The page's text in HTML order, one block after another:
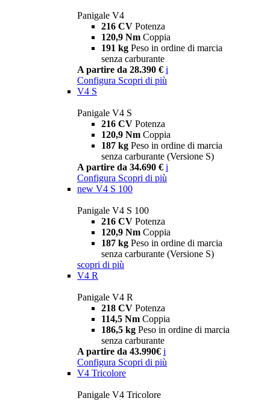
Panigale V4
216 CV Potenza
120,9 Nm Coppia
191 kg Peso in ordine di marcia
senza carburante
A partire da 28.390 € i
Configura Scopri di più
V4 S
Panigale V4 S
216 CV Potenza
120,9 Nm Coppia
187 kg Peso in ordine di marcia
senza carburante (Versione S)
A partire da 34.690 € i
Configura Scopri di più
new V4 S 100
Panigale V4 S 100
216 CV Potenza
120,9 Nm Coppia
187 kg Peso in ordine di marcia
senza carburante (Versione S)
scopri di più
V4 R
Panigale V4 R
218 CV Potenza
114,5 Nm Coppia
186,5 kg Peso in ordine di marcia
senza carburante
A partire da 43.990€ i
Configura Scopri di più
V4 Tricolore
Panigale V4 Tricolore